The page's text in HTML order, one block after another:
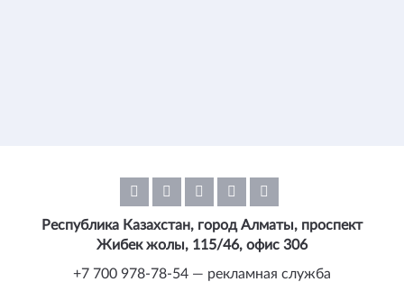
Республика Казахстан, город Алматы, проспект
Жибек жолы, 115/46, офис 306
+7 700 978-78-54 — рекламная служба